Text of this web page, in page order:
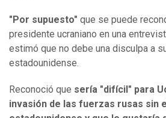
"Por supuesto" que se puede
presidente ucraniano en una
estimó que no debe una disculpa a
estadounidense.
Reconoció que sería "difícil" para
invasión de las fuerzas rusas sin